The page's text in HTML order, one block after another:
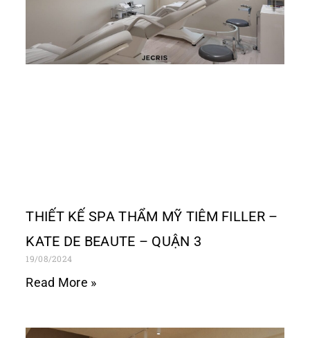
THIẾT KẾ SPA THẨM MỸ TIÊM FILLER –
KATE DE BEAUTE – QUẬN 3
19/08/2024
Read More »